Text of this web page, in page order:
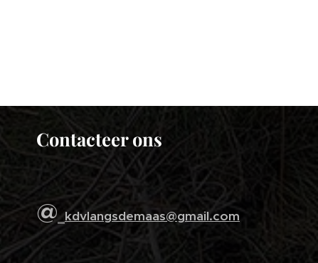
Contacteer ons
@ kdvlangsdemaas@gmail.com